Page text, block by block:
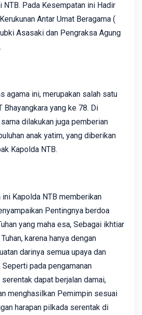
NTB. Pada Kesempatan ini Hadir
Antar Umat Beragama (
Asasaki dan Pengraksa Agung
agama ini, merupakan salah satu
Bhayangkara yang ke 78. Di
dilakukan juga pemberian
anak yatim, yang diberikan
Kapolda NTB.
Kapolda NTB memberikan
Pentingnya berdoa
yang maha esa, Sebagai ikhtiar
karena hanya dengan
darinya semua upaya dan
Seperti pada pengamanan
dapat berjalan damai,
menghasilkan Pemimpin sesuai
harapan pilkada serentak di